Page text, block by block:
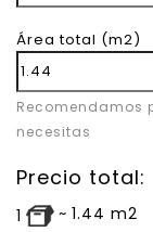
Área total (m2)
Recomendamos
necesitas
Precio total:
1 ~ 1.44 m2